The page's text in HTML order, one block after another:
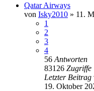
Qatar Airways
von Isky2010 » 11.
1
2
3
4
56 Antworten
83126 Zugriffe
Letzter Beitrag
19. Oktober